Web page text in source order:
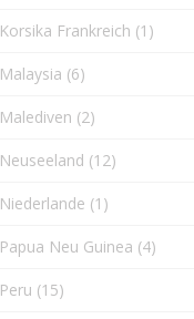
Korsika Frankreich (1)
Malaysia (6)
Malediven (2)
Neuseeland (12)
Niederlande (1)
Papua Neu Guinea (4)
Peru (15)